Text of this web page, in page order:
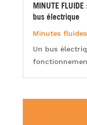
MINUTE
bus électrique
Minutes fluides
Un bus